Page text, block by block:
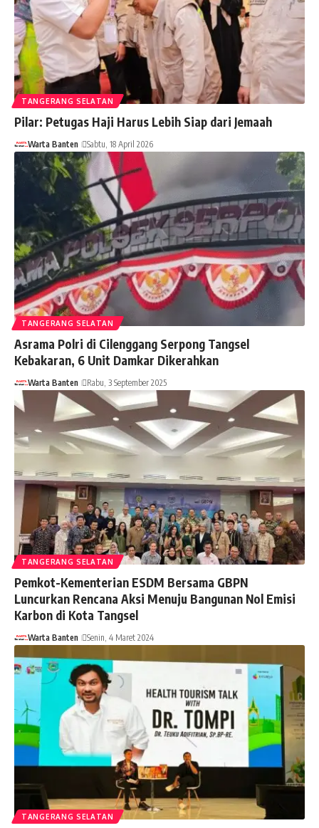
TANGERANG SELATAN
Pilar: Petugas Haji Harus Lebih Siap dari Jemaah
Warta Banten Sabtu, 18 April 2026
TANGERANG SELATAN
Asrama Polri di Cilenggang Serpong Tangsel
Kebakaran, 6 Unit Damkar Dikerahkan
Warta Banten Rabu, 3 September 2025
TANGERANG SELATAN
Pemkot-Kementerian ESDM Bersama GBPN
Luncurkan Rencana Aksi Menuju Bangunan Nol Emisi
Karbon di Kota Tangsel
Warta Banten Senin, 4 Maret 2024
TANGERANG SELATAN